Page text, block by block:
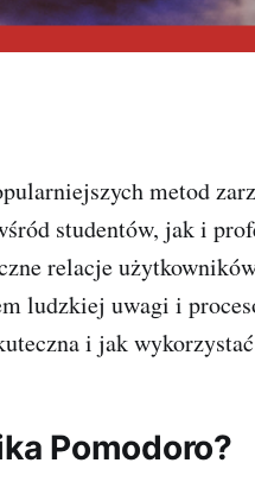
metod
studentów, jak i
relacje
ludzkiej uwagi i
i jak
Pomodoro?